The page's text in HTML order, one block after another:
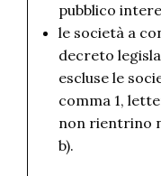
pubblico
le società a
decreto
escluse le
comma 1,
non rientrino
b).